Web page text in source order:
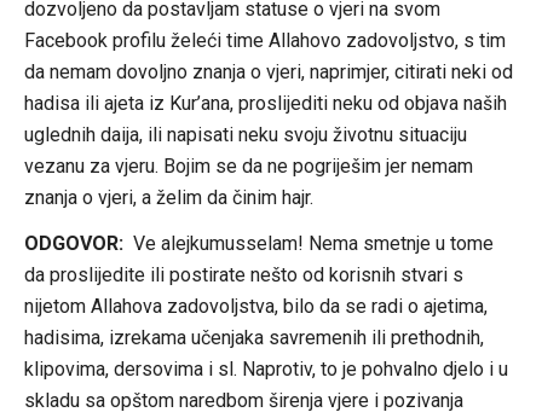
dozvoljeno da postavljam statuse o vjeri na svom
Facebook profilu želeći time Allahovo zadovoljstvo, s tim
da nemam dovoljno znanja o vjeri, naprimjer, citirati neki od
hadisa ili ajeta iz Kur’ana, proslijediti neku od objava naših
uglednih daija, ili napisati neku svoju životnu situaciju
vezanu za vjeru. Bojim se da ne pogriješim jer nemam
znanja o vjeri, a želim da činim hajr.
ODGOVOR:Ve alejkumusselam! Nema smetnje u tome
da proslijedite ili postirate nešto od korisnih stvari s
nijetom Allahova zadovoljstva, bilo da se radi o ajetima,
hadisima, izrekama učenjaka savremenih ili prethodnih,
klipovima, dersovima i sl. Naprotiv, to je pohvalno djelo i u
skladu sa opštom naredbom širenja vjere i pozivanja